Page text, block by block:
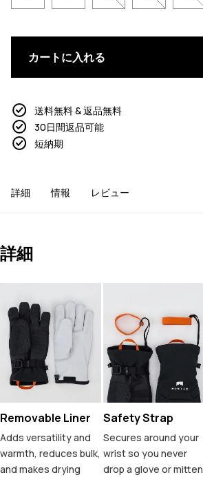
カートに入れる
送料無料 & 返品無料
30日間返品可能
短納期
詳細 情報 レビュー
詳細
Removable Liner
Adds versatility and
warmth, reduces bulk,
and makes drying
Safety Strap
Secures around your
wrist so you never
drop a glove or mitten